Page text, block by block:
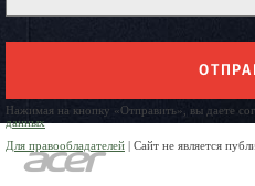
Нажимая на кнопку «Отправить», вы даете
данных
Для правообладателей | Сайт не является